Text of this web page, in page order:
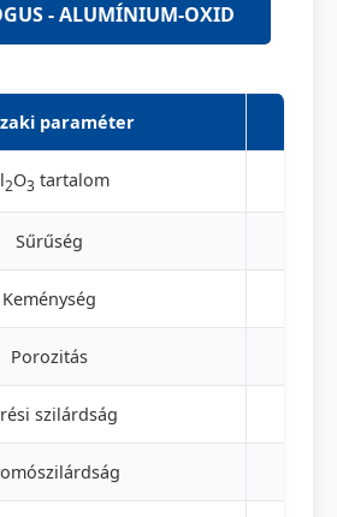
- ALUMÍNIUM-OXID
paraméter
2O3 tartalom
Sűrűség
Keménység
Porozitás
szilárdság